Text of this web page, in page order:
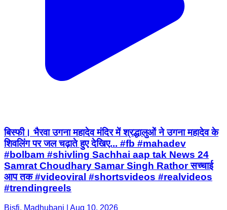
बिस्फी। भैरवा उगना महादेव मंदिर में श्रद्धालुओं ने उगना महादेव के
शिवलिंग पर जल चढ़ाते हुए देखिए... #fb #mahadev
#bolbam #shivling Sachhai aap tak News 24
Samrat Choudhary Samar Singh Rathor सच्चाई
आप तक #videoviral #shortsvideos #realvideos
#trendingreels
Bisfi, Madhubani | Aug 10, 2026